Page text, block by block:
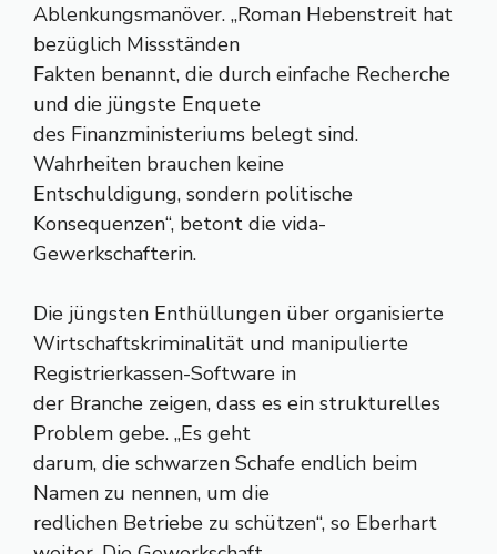
Ablenkungsmanöver. „Roman Hebenstreit hat
bezüglich Missständen
Fakten benannt, die durch einfache Recherche
und die jüngste Enquete
des Finanzministeriums belegt sind.
Wahrheiten brauchen keine
Entschuldigung, sondern politische
Konsequenzen“, betont die vida-
Gewerkschafterin.
Die jüngsten Enthüllungen über organisierte
Wirtschaftskriminalität und manipulierte
Registrierkassen-Software in
der Branche zeigen, dass es ein strukturelles
Problem gebe. „Es geht
darum, die schwarzen Schafe endlich beim
Namen zu nennen, um die
redlichen Betriebe zu schützen“, so Eberhart